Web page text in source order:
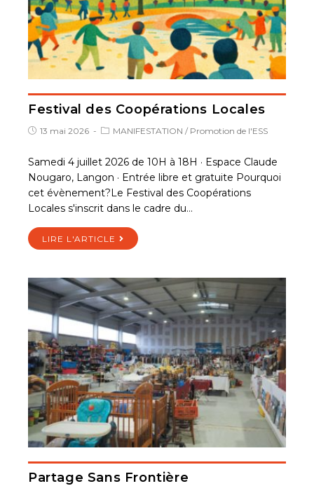
Festival des Coopérations Locales
13 mai 2026 MANIFESTATION / Promotion de l'ESS
Samedi 4 juillet 2026 de 10H à 18H · Espace Claude
Nougaro, Langon · Entrée libre et gratuite Pourquoi
cet évènement?Le Festival des Coopérations
Locales s'inscrit dans le cadre du…
LIRE L'ARTICLE
Partage Sans Frontière